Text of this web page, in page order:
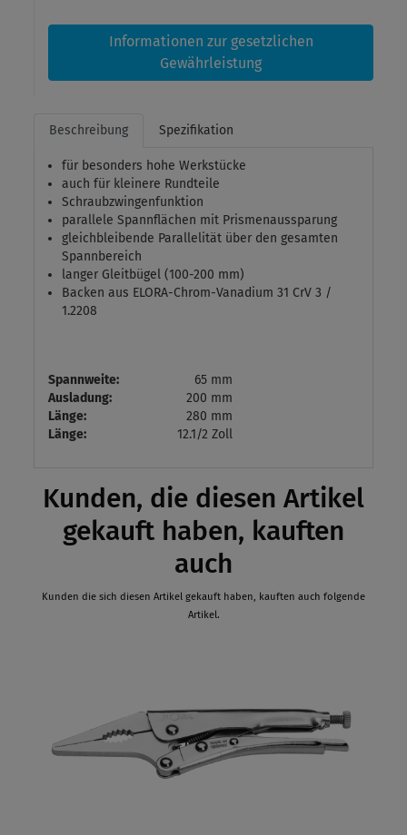
Informationen zur gesetzlichen
Gewährleistung
Beschreibung Spezifikation
für besonders hohe Werkstücke
auch für kleinere Rundteile
Schraubzwingenfunktion
parallele Spannflächen mit Prismenaussparung
gleichbleibende Parallelität über den gesamten
Spannbereich
langer Gleitbügel (100-200 mm)
Backen aus ELORA-Chrom-Vanadium 31 CrV 3 /
1.2208
Spannweite:
65 mm
Ausladung:
200 mm
Länge:
280 mm
Länge:
12.1/2 Zoll
Kunden, die diesen Artikel
gekauft haben, kauften
auch
Kunden die sich diesen Artikel gekauft haben, kauften auch folgende
Artikel.